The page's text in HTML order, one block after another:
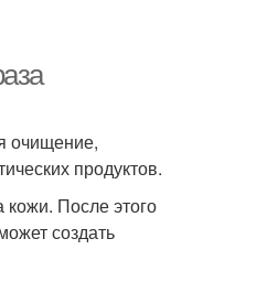
очищение,
продуктов.
После этого
создать